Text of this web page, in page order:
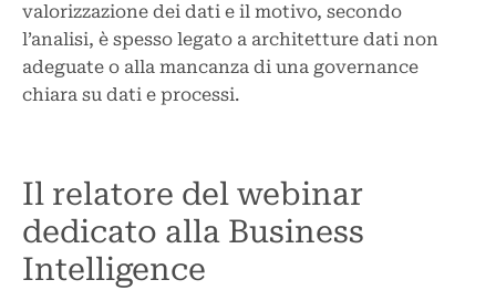
valorizzazione dei dati e il motivo, secondo
l’analisi, è spesso legato a architetture dati non
adeguate o alla mancanza di una governance
chiara su dati e processi.
Il relatore del webinar
dedicato alla Business
Intelligence